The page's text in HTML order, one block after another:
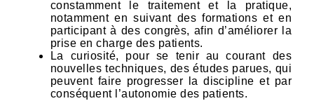
constamment le traitement et la pratique,
notamment en suivant des formations et en
participant à des congrès, afin d’améliorer la
prise en charge des patients.
La curiosité, pour se tenir au courant des
nouvelles techniques, des études parues, qui
peuvent faire progresser la discipline et par
conséquent l’autonomie des patients.